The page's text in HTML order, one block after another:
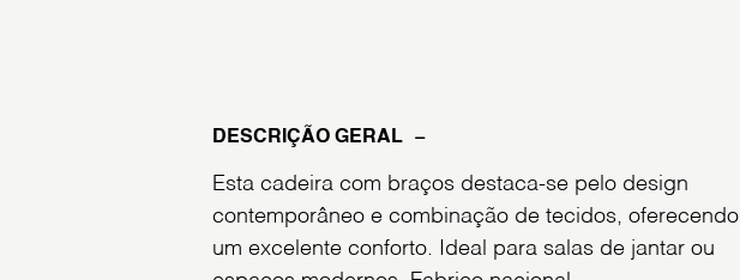
DESCRIÇÃO GERAL
Esta cadeira com braços destaca-se pelo design
contemporâneo e combinação de tecidos, oferecendo
um excelente conforto. Ideal para salas de jantar ou